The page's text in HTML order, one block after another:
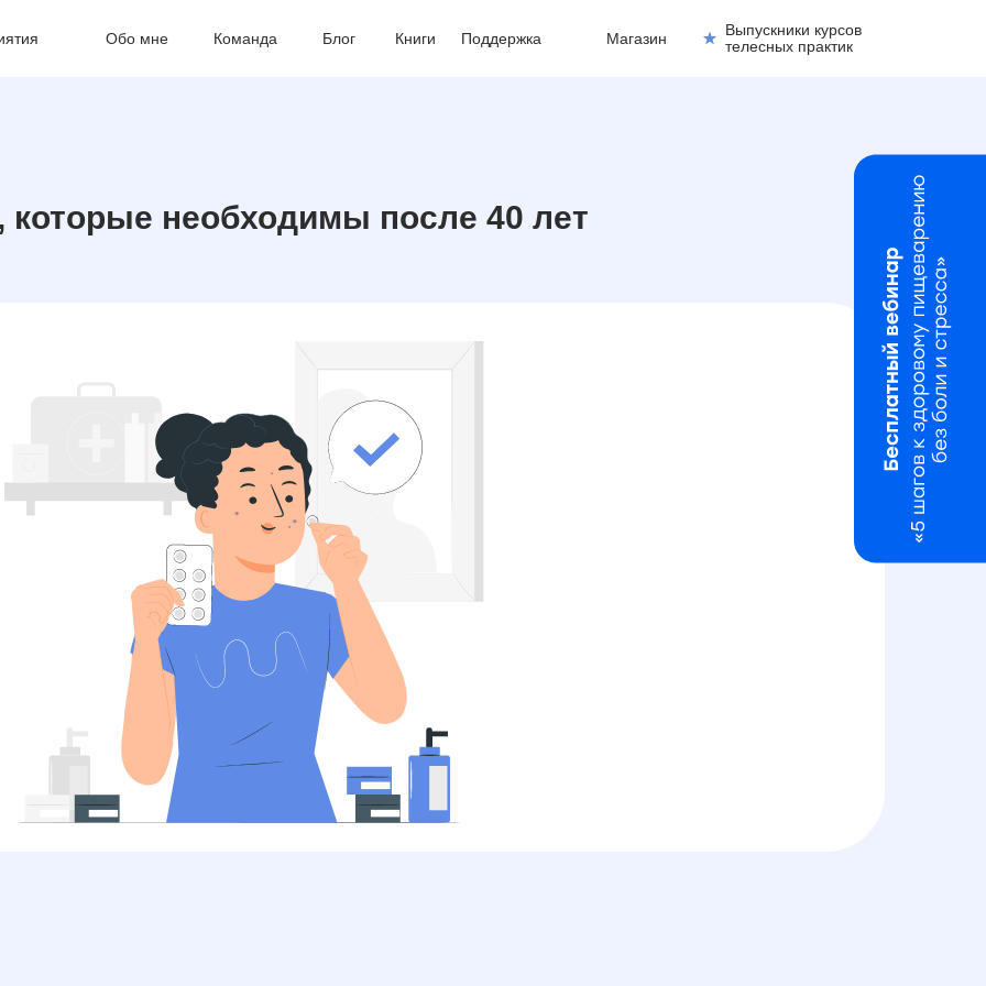
Команда Блог Книги
Обо мне Поддержка Магазин
Выпускники курсов
телесных практик
которые необходимы после 40 лет